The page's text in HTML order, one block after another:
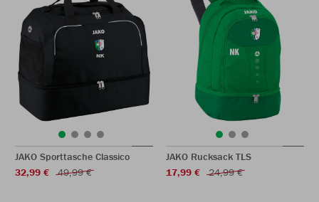
JAKO Sporttasche Classico
32,99 €
49,99 €
JAKO Rucksack TLS
17,99 €
24,99 €